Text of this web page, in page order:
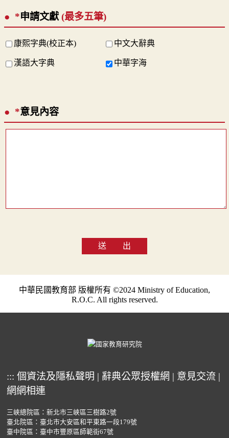
*申請文獻(最多五筆)
康熙字典(校正本) 中文大辭典
漢語大字典 中華字海
*意見內容
送 出
中華民國教育部 版權所有 ©2024 Ministry of Education,
R.O.C. All rights reserved.
::: 個資法及隱私聲明 | 辭典公眾授權網 | 意見交流 |
網網相連
三峽總院區：新北市三峽區三樹路2號
臺北院區：臺北市大安區和平東路一段179號
臺中院區：臺中市豐原區師範街67號